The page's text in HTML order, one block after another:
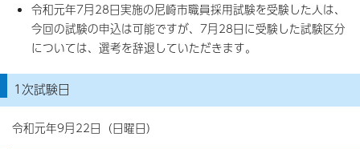
令和元年7月28日実施の尼崎市職員採用試験を受験した人は、
今回の試験の申込は可能ですが、7月28日に受験した試験区分
については、選考を辞退していただきます。
1次試験日
令和元年9月22日（日曜日）